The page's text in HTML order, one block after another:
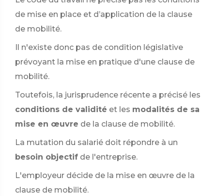
de mise en place et d’application de la clause
de mobilité.
Il n'existe donc pas de condition législative
prévoyant la mise en pratique d'une clause de
mobilité.
Toutefois, la jurisprudence récente a précisé les
conditions de validité et les modalités de sa
mise en œuvre de la clause de mobilité.
La mutation du salarié doit répondre à un
besoin objectif de l'entreprise.
L'employeur décide de la mise en œuvre de la
clause de mobilité.